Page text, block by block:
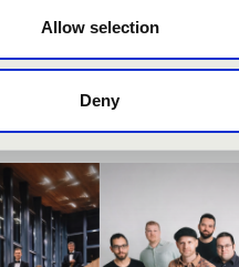
Allow selection
Deny
- TOVÁBBI